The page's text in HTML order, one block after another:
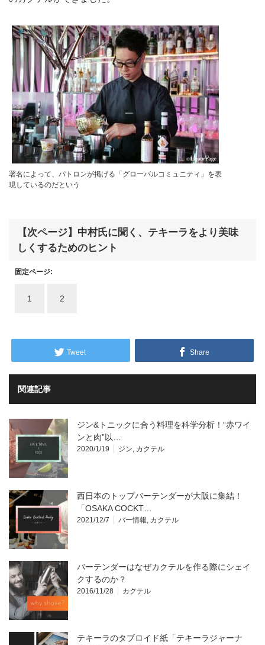
署名によって、パトロンが掲げる「グローバルコミュニティ」を表
現しているのだという
【次ページ】中村氏に聞く、テキーラをより美味
しくするためのヒント
固定ページ:
1 2
Tweet Share
関連記事
ジン&トニックに合う料理を科学分析！“赤ワイ
ンと肉”以…
2020/1/19 ジン, カクテル
西日本のトップバーテンダーが大阪に集結！
「OSAKA COCKT…
2021/12/7 バー情報, カクテル
バーテンダーはなぜカクテルを作る際にシェイ
クするのか？
2016/11/28 カクテル
テキーラのタブロイド紙「テキーラジャーナ